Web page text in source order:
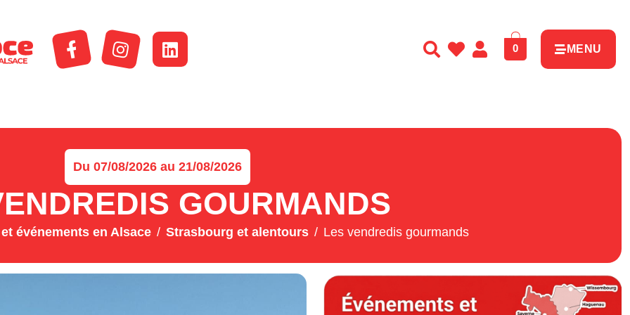
0 MENU
Du 07/08/2026 au 21/08/2026
GOURMANDS
événements en Alsace Strasbourg et alentours Les vendredis gourmands